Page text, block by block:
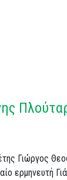
Γιώργος
ερμηνευτή